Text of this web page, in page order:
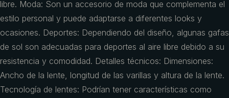
libre. Moda: Son un accesorio de moda que complementa el
estilo personal y puede adaptarse a diferentes looks y
ocasiones. Deportes: Dependiendo del diseño, algunas gafas
de sol son adecuadas para deportes al aire libre debido a su
resistencia y comodidad. Detalles técnicos: Dimensiones:
Ancho de la lente, longitud de las varillas y altura de la lente.
Tecnología de lentes: Podrían tener características como